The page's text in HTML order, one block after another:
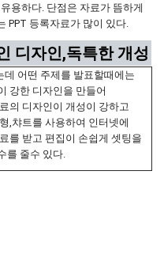
용하다. 단점은 자료가 뜸하게
PPT 등록자료가 많이 있다.
디자인,독특한 개성
데 어떤 주제를 발표할때에는
강한 디자인을 만들어
의 디자인이 개성이 강하고
,챠트를 사용하여 인터넷에
를 받고 편집이 손쉽게 셋팅을
를 줄수 있다.